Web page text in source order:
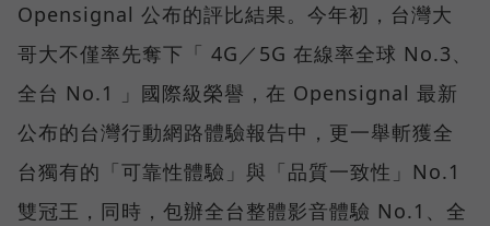
Opensignal 公布的評比結果。今年初，台灣大
哥大不僅率先奪下「 4G／5G 在線率全球 No.3、
全台 No.1 」國際級榮譽，在 Opensignal 最新
公布的台灣行動網路體驗報告中，更一舉斬獲全
台獨有的「可靠性體驗」與「品質一致性」No.1
雙冠王，同時，包辦全台整體影音體驗 No.1、全